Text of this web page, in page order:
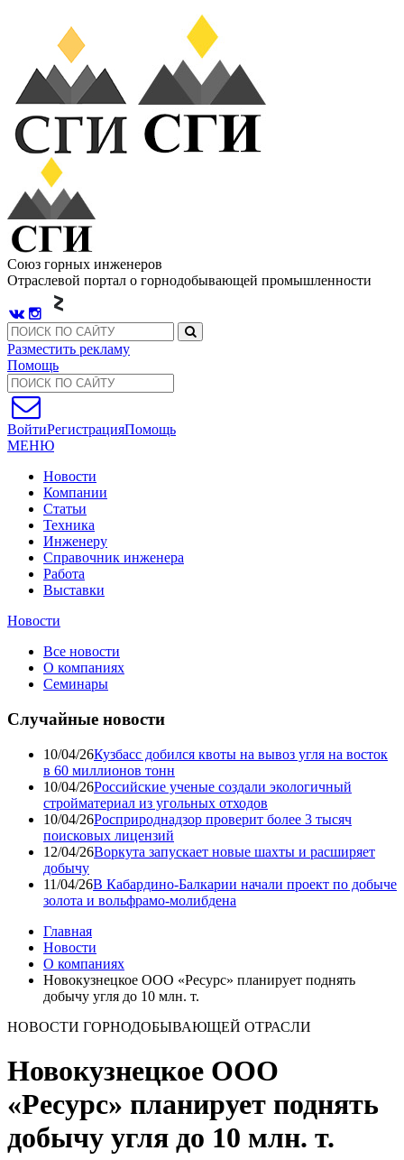
Союз горных инженеров
Отраслевой портал о горнодобывающей промышленности
Разместить рекламу
Помощь
ВойтиРегистрацияПомощь
МЕНЮ
Новости
Компании
Статьи
Техника
Инженеру
Справочник инженера
Работа
Выставки
Новости
Все новости
О компаниях
Семинары
Случайные новости
10/04/26Кузбасс добился квоты на вывоз угля на восток
в 60 миллионов тонн
10/04/26Российские ученые создали экологичный
стройматериал из угольных отходов
10/04/26Росприроднадзор проверит более 3 тысяч
поисковых лицензий
12/04/26Воркута запускает новые шахты и расширяет
добычу
11/04/26В Кабардино-Балкарии начали проект по добыче
золота и вольфрамо-молибдена
Главная
Новости
О компаниях
Новокузнецкое ООО «Ресурс» планирует поднять
добычу угля до 10 млн. т.
НОВОСТИ ГОРНОДОБЫВАЮЩЕЙ ОТРАСЛИ
Новокузнецкое ООО
«Ресурс» планирует поднять
добычу угля до 10 млн. т.